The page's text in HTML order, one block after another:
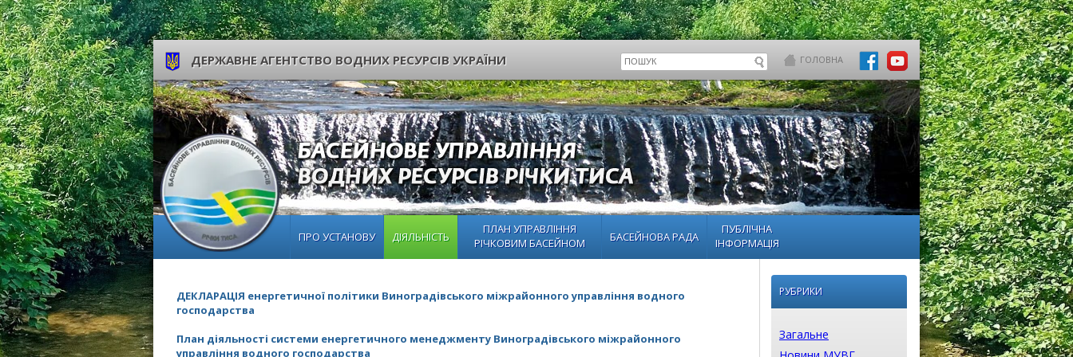
ДЕРЖАВНЕ АГЕНТСТВО ВОДНИХ РЕСУРСІВ УКРАЇНИ ГОЛОВНА
ПРО УСТАНОВУ ДІЯЛЬНІСТЬ
ПЛАН УПРАВЛІННЯ
РІЧКОВИМ БАСЕЙНОМ
БАСЕЙНОВА РАДА
ПУБЛІЧНА
ІНФОРМАЦІЯ
ДЕКЛАРАЦІЯ енергетичної політики Виноградівського міжрайонного управління водного
господарства
План діяльності системи енергетичного менеджменту Виноградівського міжрайонного
управління водного господарства
РУБРИКИ
Загальне